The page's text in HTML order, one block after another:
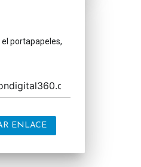
el portapapeles,
ENLACE